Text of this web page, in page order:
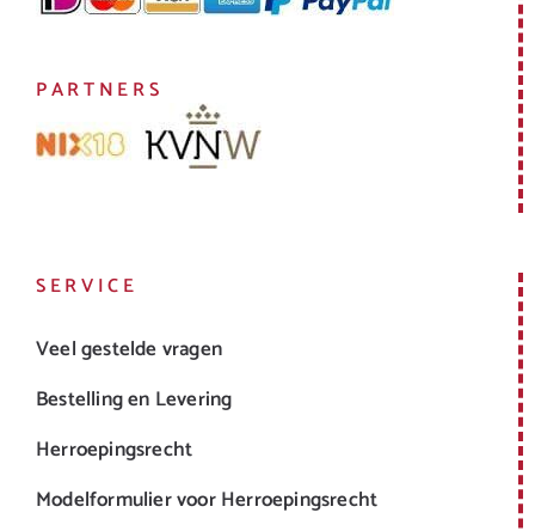
PARTNERS
SERVICE
Veel gestelde vragen
Bestelling en Levering
Herroepingsrecht
Modelformulier voor Herroepingsrecht